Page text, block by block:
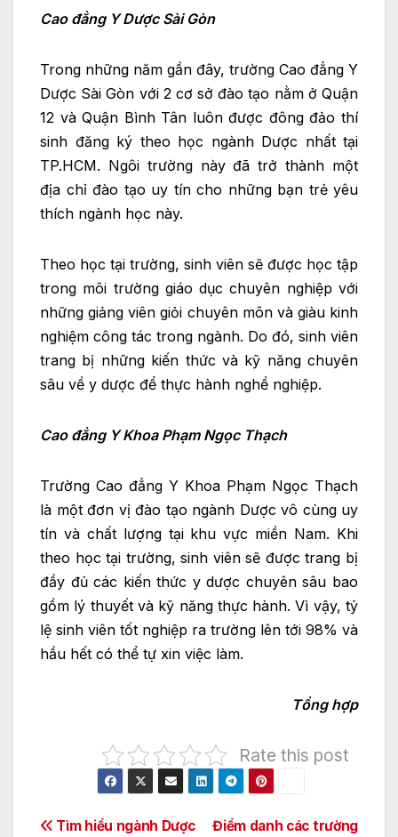
Cao đẳng Y Dược Sài Gòn
Trong những năm gần đây, trường Cao đẳng Y
Dược Sài Gòn với 2 cơ sở đào tạo nằm ở Quận
12 và Quận Bình Tân luôn được đông đảo thí
sinh đăng ký theo học ngành Dược nhất tại
TP.HCM. Ngôi trường này đã trở thành một
địa chỉ đào tạo uy tín cho những bạn trẻ yêu
thích ngành học này.
Theo học tại trường, sinh viên sẽ được học tập
trong môi trường giáo dục chuyên nghiệp với
những giảng viên giỏi chuyên môn và giàu kinh
nghiệm công tác trong ngành. Do đó, sinh viên
trang bị những kiến thức và kỹ năng chuyên
sâu về y dược để thực hành nghề nghiệp.
Cao đẳng Y Khoa Phạm Ngọc Thạch
Trường Cao đẳng Y Khoa Phạm Ngọc Thạch
là một đơn vị đào tạo ngành Dược vô cùng uy
tín và chất lượng tại khu vực miền Nam. Khi
theo học tại trường, sinh viên sẽ được trang bị
đầy đủ các kiến thức y dược chuyên sâu bao
gồm lý thuyết và kỹ năng thực hành. Vì vậy, tỷ
lệ sinh viên tốt nghiệp ra trường lên tới 98% và
hầu hết có thể tự xin việc làm.
Tổng hợp
Rate this post
Điểm danh các trường
Tìm hiểu ngành Dược